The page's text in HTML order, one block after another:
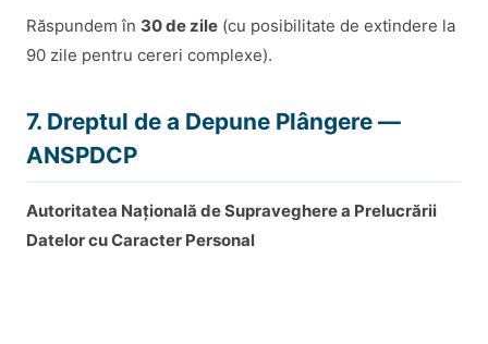
Răspundem în 30 de zile (cu posibilitate de extindere la
90 zile pentru cereri complexe).
7. Dreptul de a Depune Plângere —
ANSPDCP
Autoritatea Națională de Supraveghere a Prelucrării
Datelor cu Caracter Personal